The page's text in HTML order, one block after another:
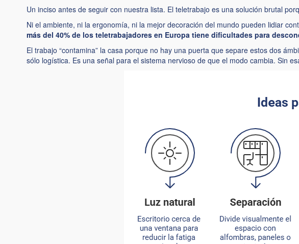
Un inciso antes de seguir con nuestra lista. El teletrabajo es una solución brutal
Ni el ambiente, ni la ergonomía, ni la mejor decoración del mundo pueden lidiar
más del 40% de los teletrabajadores en Europa tiene dificultades para
El trabajo “contamina” la casa porque no hay una puerta que separe estos dos
sólo logística. Es una señal para el sistema nervioso de que el modo cambia. Sin